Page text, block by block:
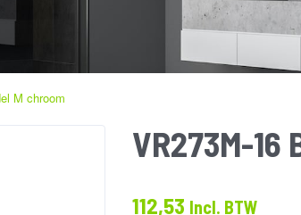
M chroom
VR273M-
112,53 Incl. BTW